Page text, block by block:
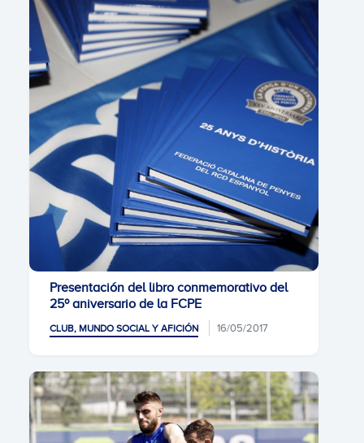
Presentación del libro conmemorativo del
25º aniversario de la FCPE
CLUB, MUNDO SOCIAL Y AFICIÓN 16/05/2017